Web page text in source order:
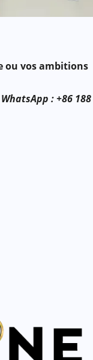
ou vos ambitions
: +86 188